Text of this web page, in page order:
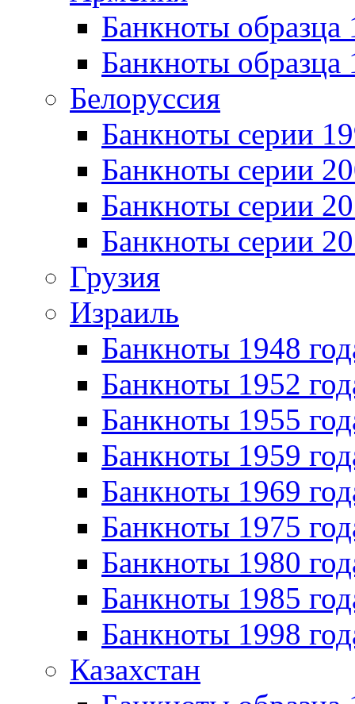
Банкноты образца
Банкноты образца
Белоруссия
Банкноты серии
Банкноты серии
Банкноты серии
Банкноты серии
Грузия
Израиль
Банкноты 1948
Банкноты 1952
Банкноты 1955
Банкноты 1959
Банкноты 1969
Банкноты 1975
Банкноты 1980
Банкноты 1985
Банкноты 1998
Казахстан